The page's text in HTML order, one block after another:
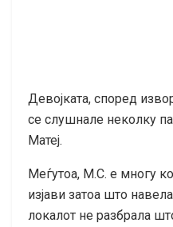
Девојката, според
се слушнале неколку
Матеј.
Меѓутоа, М.С. е многу
изјави затоа што
локалот не разбрала